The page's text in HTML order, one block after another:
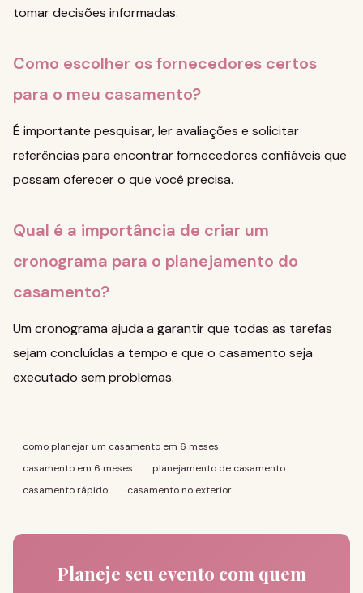
tomar decisões informadas.
Como escolher os fornecedores certos
para o meu casamento?
É importante pesquisar, ler avaliações e solicitar
referências para encontrar fornecedores confiáveis que
possam oferecer o que você precisa.
Qual é a importância de criar um
cronograma para o planejamento do
casamento?
Um cronograma ajuda a garantir que todas as tarefas
sejam concluídas a tempo e que o casamento seja
executado sem problemas.
como planejar um casamento em 6 meses
casamento em 6 meses
planejamento de casamento
casamento rápido
casamento no exterior
Planeje seu evento com quem